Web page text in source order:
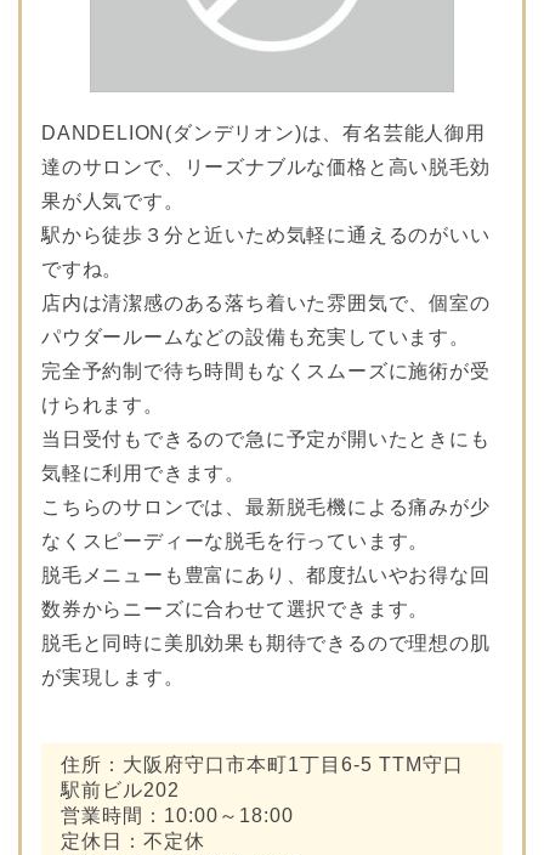
DANDELION(ダンデリオン)は、有名芸能人御用
達のサロンで、リーズナブルな価格と高い脱毛効
果が人気です。
駅から徒歩３分と近いため気軽に通えるのがいい
ですね。
店内は清潔感のある落ち着いた雰囲気で、個室の
パウダールームなどの設備も充実しています。
完全予約制で待ち時間もなくスムーズに施術が受
けられます。
当日受付もできるので急に予定が開いたときにも
気軽に利用できます。
こちらのサロンでは、最新脱毛機による痛みが少
なくスピーディーな脱毛を行っています。
脱毛メニューも豊富にあり、都度払いやお得な回
数券からニーズに合わせて選択できます。
脱毛と同時に美肌効果も期待できるので理想の肌
が実現します。
住所：大阪府守口市本町1丁目6-5 TTM守口
駅前ビル202
営業時間：10:00～18:00
定休日：不定休